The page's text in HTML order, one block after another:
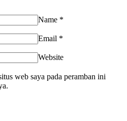
Name *
Email *
Website
web saya pada peramban ini